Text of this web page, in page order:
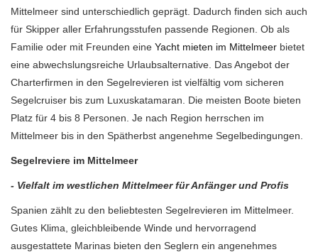
Mittelmeer sind unterschiedlich geprägt. Dadurch finden sich auch
für Skipper aller Erfahrungsstufen passende Regionen. Ob als
Familie oder mit Freunden eine Yacht mieten im Mittelmeer bietet
eine abwechslungsreiche Urlaubsalternative. Das Angebot der
Charterfirmen in den Segelrevieren ist vielfältig vom sicheren
Segelcruiser bis zum Luxuskatamaran. Die meisten Boote bieten
Platz für 4 bis 8 Personen. Je nach Region herrschen im
Mittelmeer bis in den Spätherbst angenehme Segelbedingungen.
Segelreviere im Mittelmeer
- Vielfalt im westlichen Mittelmeer für Anfänger und Profis
Spanien zählt zu den beliebtesten Segelrevieren im Mittelmeer.
Gutes Klima, gleichbleibende Winde und hervorragend
ausgestattete Marinas bieten den Seglern ein angenehmes